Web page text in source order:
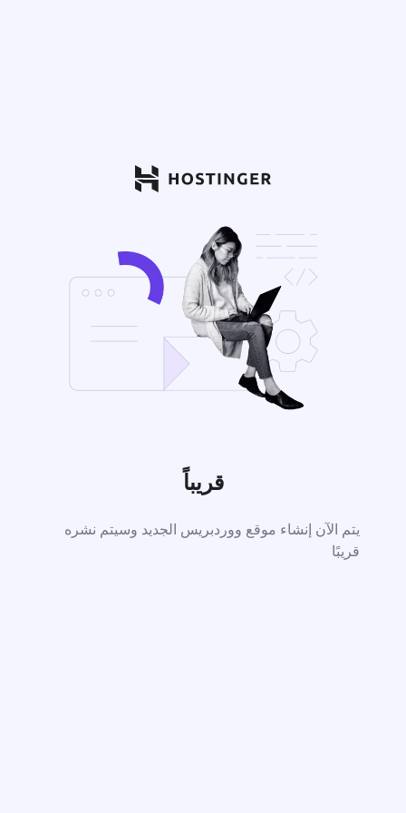
قريباً
يتم الآن إنشاء موقع ووردبريس الجديد وسيتم نشره
قريبًا